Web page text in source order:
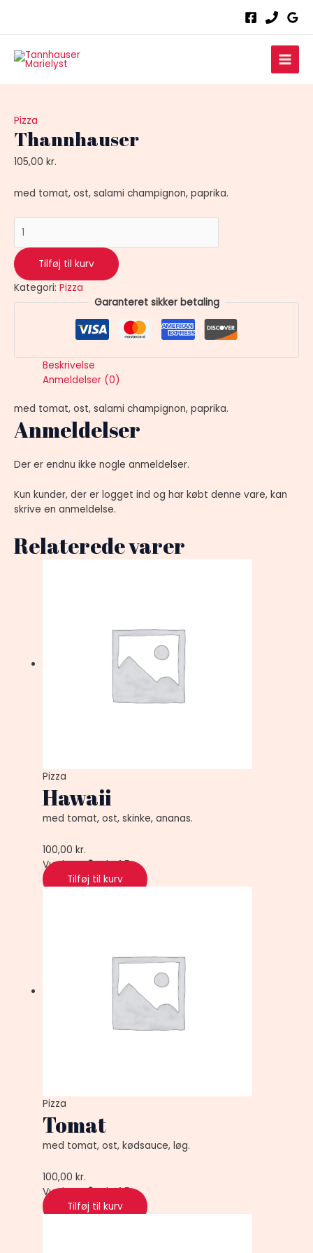
Main
Pizza
Thannhauser
105,00 kr.
med tomat, ost, salami champignon, paprika.
Tilføj til kurv
Kategori: Pizza
Garanteret sikker betaling
Beskrivelse
Anmeldelser (0)
med tomat, ost, salami champignon, paprika.
Anmeldelser
Der er endnu ikke nogle anmeldelser.
Kun kunder, der er logget ind og har købt denne vare, kan
skrive en anmeldelse.
Relaterede varer
Pizza
Hawaii
med tomat, ost, skinke, ananas.
100,00kr.
Vurderet0ud af 5
Tilføj til kurv
Pizza
Tomat
med tomat, ost, kødsauce, løg.
100,00kr.
Vurderet0ud af 5
Tilføj til kurv